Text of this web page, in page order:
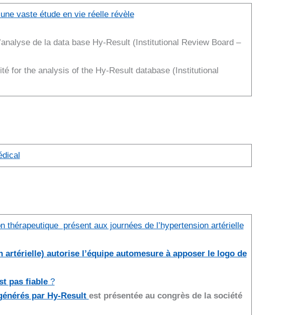
vaste étude en vie réelle révèle
de la data base Hy-Result (Institutional Review Board –
for the analysis of the Hy-Result database (Institutional
présent aux journées de l’hypertension artérielle
artérielle) autorise l’équipe automesure à apposer le logo de
pas fiable?
par Hy-Result est présentée au congrès de la société